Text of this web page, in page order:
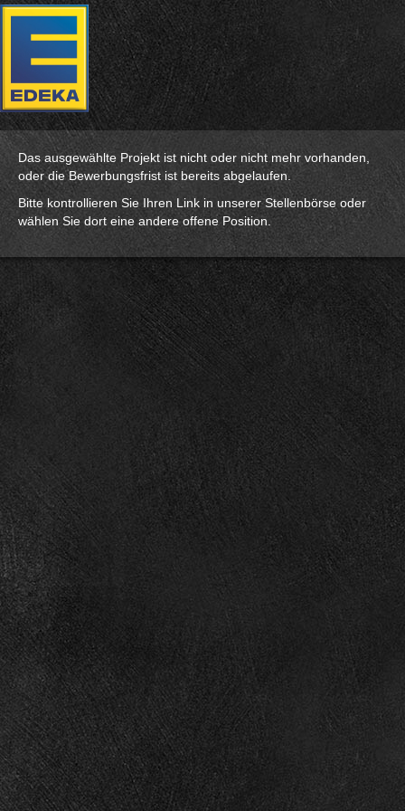
Das ausgewählte Projekt ist nicht oder nicht mehr vorhanden,
oder die Bewerbungsfrist ist bereits abgelaufen.
Bitte kontrollieren Sie Ihren Link in unserer Stellenbörse oder
wählen Sie dort eine andere offene Position.